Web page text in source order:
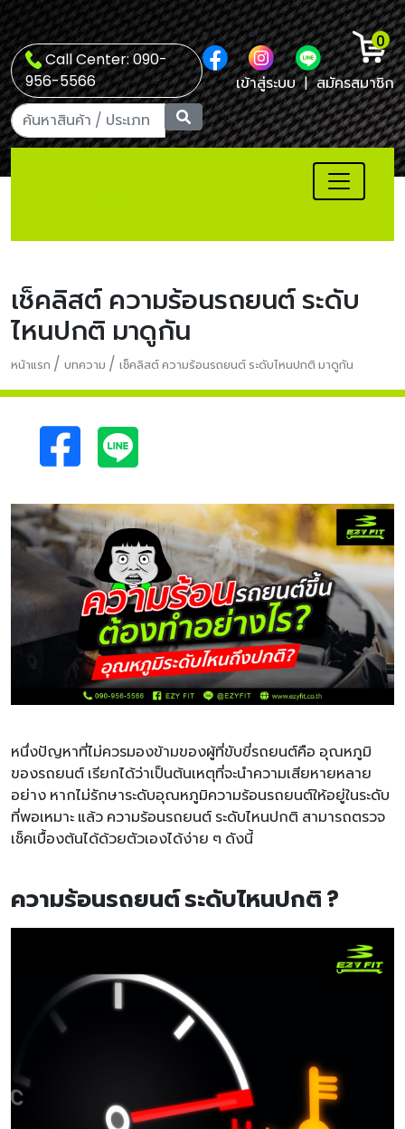
Call Center: 090-
956-5566
0
เข้าสู่ระบบ | สมัครสมาชิก
เช็คลิสต์ ความร้อนรถยนต์ ระดับ
ไหนปกติ มาดูกัน
หน้าแรก / บทความ / เช็คลิสต์ ความร้อนรถยนต์ ระดับไหนปกติ มาดูกัน
หนึ่งปัญหาที่ไม่ควรมองข้ามของผู้ที่ขับขี่รถยนต์คือ อุณหภูมิ
ของรถยนต์ เรียกได้ว่าเป็นต้นเหตุที่จะนำความเสียหายหลาย
อย่าง หากไม่รักษาระดับอุณหภูมิความร้อนรถยนต์ให้อยู่ในระดับ
ที่พอเหมาะ แล้ว ความร้อนรถยนต์ ระดับไหนปกติ สามารถตรวจ
เช็คเบื้องต้นได้ด้วยตัวเองได้ง่าย ๆ ดังนี้
ความร้อนรถยนต์ ระดับไหนปกติ ?